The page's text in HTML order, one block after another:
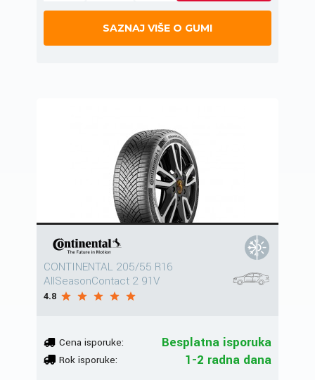
SAZNAJ VIŠE O GUMI
CONTINENTAL 205/55 R16
AllSeasonContact 2 91V
4.8
Cena isporuke: Besplatna isporuka
Rok isporuke: 1-2 radna dana